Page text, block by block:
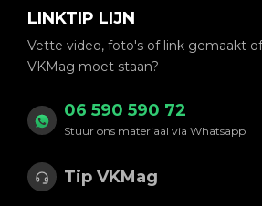
LINKTIP LIJN
Vette video, foto's of link gemaakt
VKMag moet staan?
06 590 590 72
Stuur ons materiaal via Whatsapp
Tip VKMag